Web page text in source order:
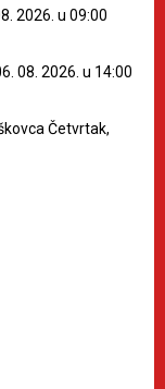
2026. u 09:00
08. 2026. u 14:00
Četvrtak,